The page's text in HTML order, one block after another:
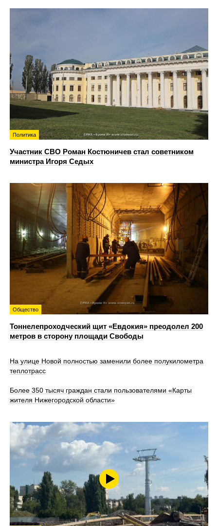
Политика
Участник СВО Роман Костюничев стал советником
министра Игоря Седых
Общество
Тоннелепроходческий щит «Евдокия» преодолел 200
метров в сторону площади Свободы
На улице Новой полностью заменили более полукилометра
теплотрасс
Более 350 тысяч граждан стали пользователями «Карты
жителя Нижегородской области»